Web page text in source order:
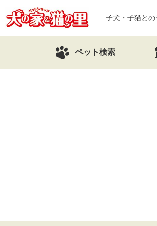
子犬・子猫との
ペット検索